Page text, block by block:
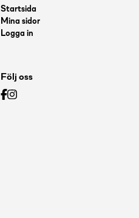
Startsida
Mina sidor
Logga in
Följ oss